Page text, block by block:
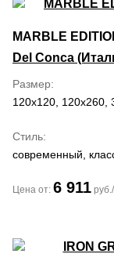
MARBLE
Del Conca
Размер
120x120, 120x260,
Стиль
современный,
Цена от: 6 911